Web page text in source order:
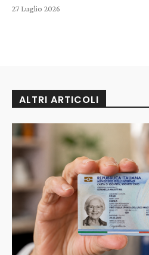
27 Luglio 2026
ALTRI ARTICOLI